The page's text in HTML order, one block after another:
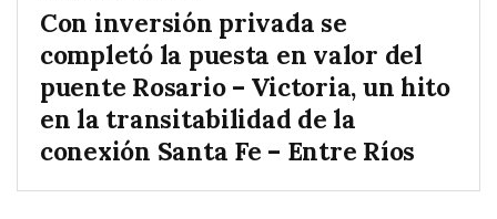
Con inversión privada se
completó la puesta en valor del
puente Rosario – Victoria, un hito
en la transitabilidad de la
conexión Santa Fe – Entre Ríos